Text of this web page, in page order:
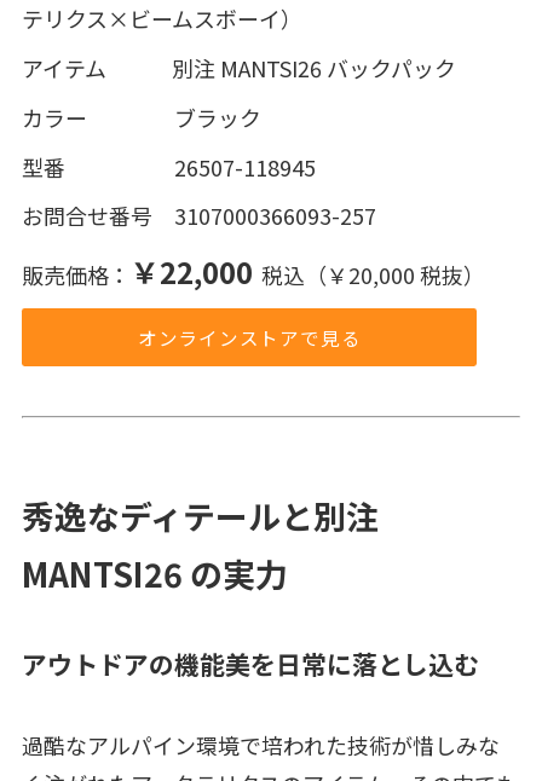
テリクス×ビームスボーイ）
アイテム 別注 MANTSI26 バックパック
カラー ブラック
型番 26507-118945
お問合せ番号 3107000366093-257
販売価格： ￥22,000 税込（￥20,000 税抜）
オンラインストアで見る
秀逸なディテールと別注
MANTSI26 の実力
アウトドアの機能美を日常に落とし込む
過酷なアルパイン環境で培われた技術が惜しみな